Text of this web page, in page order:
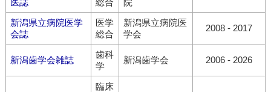
医誌
総合
院
新潟県立病院医学
会誌
医学
総合
新潟県立病院医
学会
2008 - 2017
新潟歯学会雑誌
歯科
学
新潟歯学会 2006 - 2026
臨床